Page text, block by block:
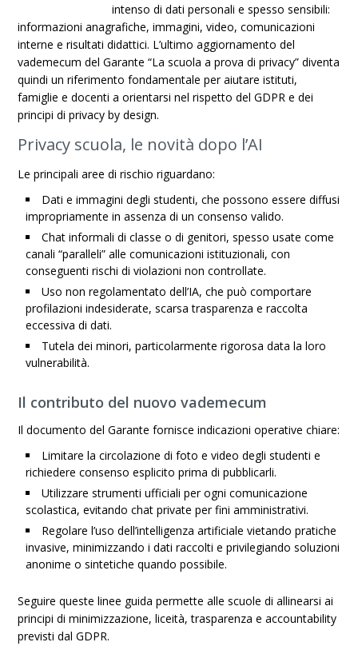
intenso di dati personali e spesso sensibili:
informazioni anagrafiche, immagini, video, comunicazioni
interne e risultati didattici. L’ultimo aggiornamento del
vademecum del Garante “La scuola a prova di privacy” diventa
quindi un riferimento fondamentale per aiutare istituti,
famiglie e docenti a orientarsi nel rispetto del GDPR e dei
principi di privacy by design.
Privacy scuola, le novità dopo l’AI
Le principali aree di rischio riguardano:
Dati e immagini degli studenti, che possono essere diffusi
impropriamente in assenza di un consenso valido.
Chat informali di classe o di genitori, spesso usate come
canali “paralleli” alle comunicazioni istituzionali, con
conseguenti rischi di violazioni non controllate.
Uso non regolamentato dell’IA, che può comportare
profilazioni indesiderate, scarsa trasparenza e raccolta
eccessiva di dati.
Tutela dei minori, particolarmente rigorosa data la loro
vulnerabilità.
Il contributo del nuovo vademecum
Il documento del Garante fornisce indicazioni operative chiare:
Limitare la circolazione di foto e video degli studenti e
richiedere consenso esplicito prima di pubblicarli.
Utilizzare strumenti ufficiali per ogni comunicazione
scolastica, evitando chat private per fini amministrativi.
Regolare l’uso dell’intelligenza artificiale vietando pratiche
invasive, minimizzando i dati raccolti e privilegiando soluzioni
anonime o sintetiche quando possibile.
Seguire queste linee guida permette alle scuole di allinearsi ai
principi di minimizzazione, liceità, trasparenza e accountability
previsti dal GDPR.